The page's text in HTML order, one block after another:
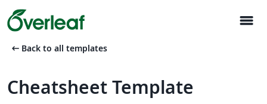
menu
arrow_left_alt Back to all templates
Cheatsheet Template